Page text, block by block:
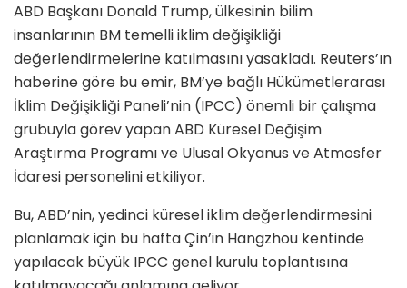
ABD Başkanı Donald Trump, ülkesinin bilim
insanlarının BM temelli iklim değişikliği
değerlendirmelerine katılmasını yasakladı. Reuters’ın
haberine göre bu emir, BM’ye bağlı Hükümetlerarası
İklim Değişikliği Paneli’nin (IPCC) önemli bir çalışma
grubuyla görev yapan ABD Küresel Değişim
Araştırma Programı ve Ulusal Okyanus ve Atmosfer
İdaresi personelini etkiliyor.
Bu, ABD’nin, yedinci küresel iklim değerlendirmesini
planlamak için bu hafta Çin’in Hangzhou kentinde
yapılacak büyük IPCC genel kurulu toplantısına